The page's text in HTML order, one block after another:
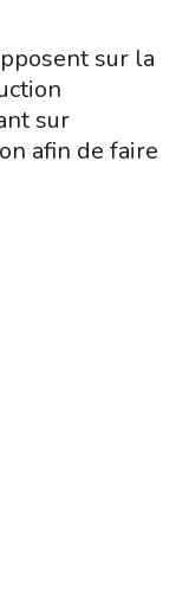
sur la
sur
afin de faire